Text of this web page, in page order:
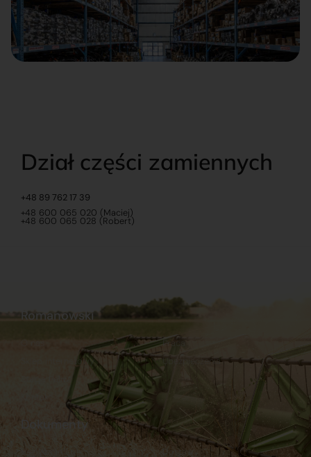
Dział części zamiennych
+48 89 762 17 39
+48 600 065 020 (Maciej)
+48 600 065 028 (Robert)
Dokumenty
Regulamin Dostawy
Romanowski
Sklep internetowy
Praca
Ubezpieczenia